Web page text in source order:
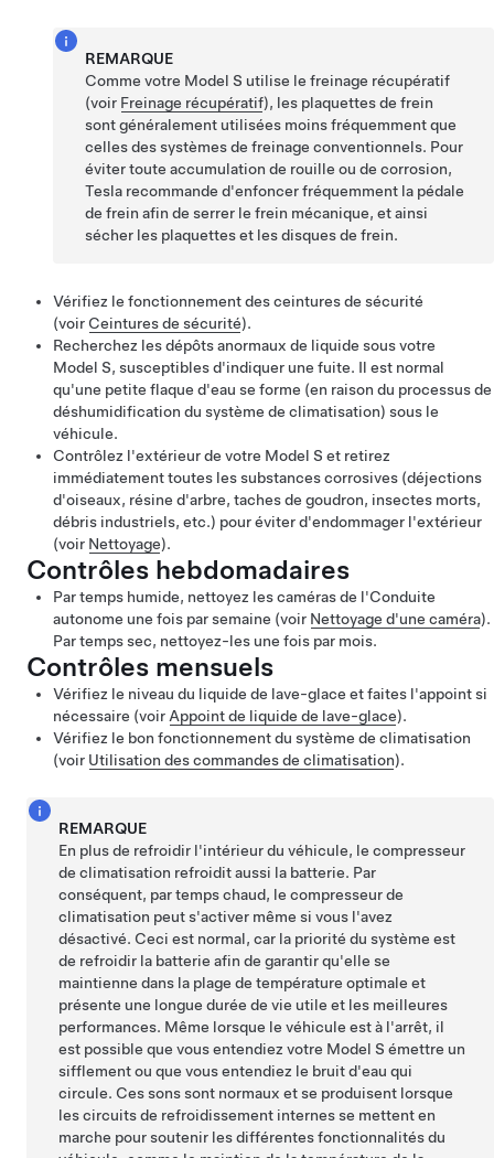
REMARQUE
Comme votre Model S utilise le freinage récupératif
(voir Freinage récupératif), les plaquettes de frein
sont généralement utilisées moins fréquemment que
celles des systèmes de freinage conventionnels. Pour
éviter toute accumulation de rouille ou de corrosion,
Tesla recommande d'enfoncer fréquemment la pédale
de frein afin de serrer le frein mécanique, et ainsi
sécher les plaquettes et les disques de frein.
Vérifiez le fonctionnement des ceintures de sécurité
(voir Ceintures de sécurité).
Recherchez les dépôts anormaux de liquide sous votre
Model S, susceptibles d'indiquer une fuite. Il est normal
qu'une petite flaque d'eau se forme (en raison du processus de
déshumidification du système de climatisation) sous le
véhicule.
Contrôlez l'extérieur de votre Model S et retirez
immédiatement toutes les substances corrosives (déjections
d'oiseaux, résine d'arbre, taches de goudron, insectes morts,
débris industriels, etc.) pour éviter d'endommager l'extérieur
(voir Nettoyage).
Contrôles hebdomadaires
Par temps humide, nettoyez les caméras de l'Conduite
autonome une fois par semaine (voir Nettoyage d'une caméra).
Par temps sec, nettoyez-les une fois par mois.
Contrôles mensuels
Vérifiez le niveau du liquide de lave-glace et faites l'appoint si
nécessaire (voir Appoint de liquide de lave-glace).
Vérifiez le bon fonctionnement du système de climatisation
(voir Utilisation des commandes de climatisation).
REMARQUE
En plus de refroidir l'intérieur du véhicule, le compresseur
de climatisation refroidit aussi la batterie. Par
conséquent, par temps chaud, le compresseur de
climatisation peut s'activer même si vous l'avez
désactivé. Ceci est normal, car la priorité du système est
de refroidir la batterie afin de garantir qu'elle se
maintienne dans la plage de température optimale et
présente une longue durée de vie utile et les meilleures
performances. Même lorsque le véhicule est à l'arrêt, il
est possible que vous entendiez votre Model S émettre un
sifflement ou que vous entendiez le bruit d'eau qui
circule. Ces sons sont normaux et se produisent lorsque
les circuits de refroidissement internes se mettent en
marche pour soutenir les différentes fonctionnalités du